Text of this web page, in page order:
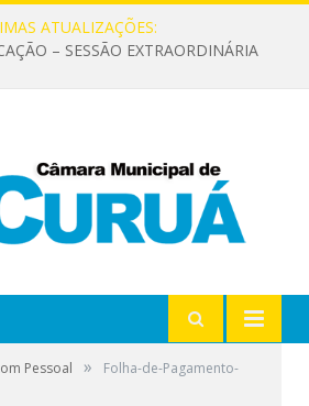
ATUALIZAÇÕES:
– SESSÃO EXTRAORDINÁRIA
Pessoal »
Folha-de-Pagamento-